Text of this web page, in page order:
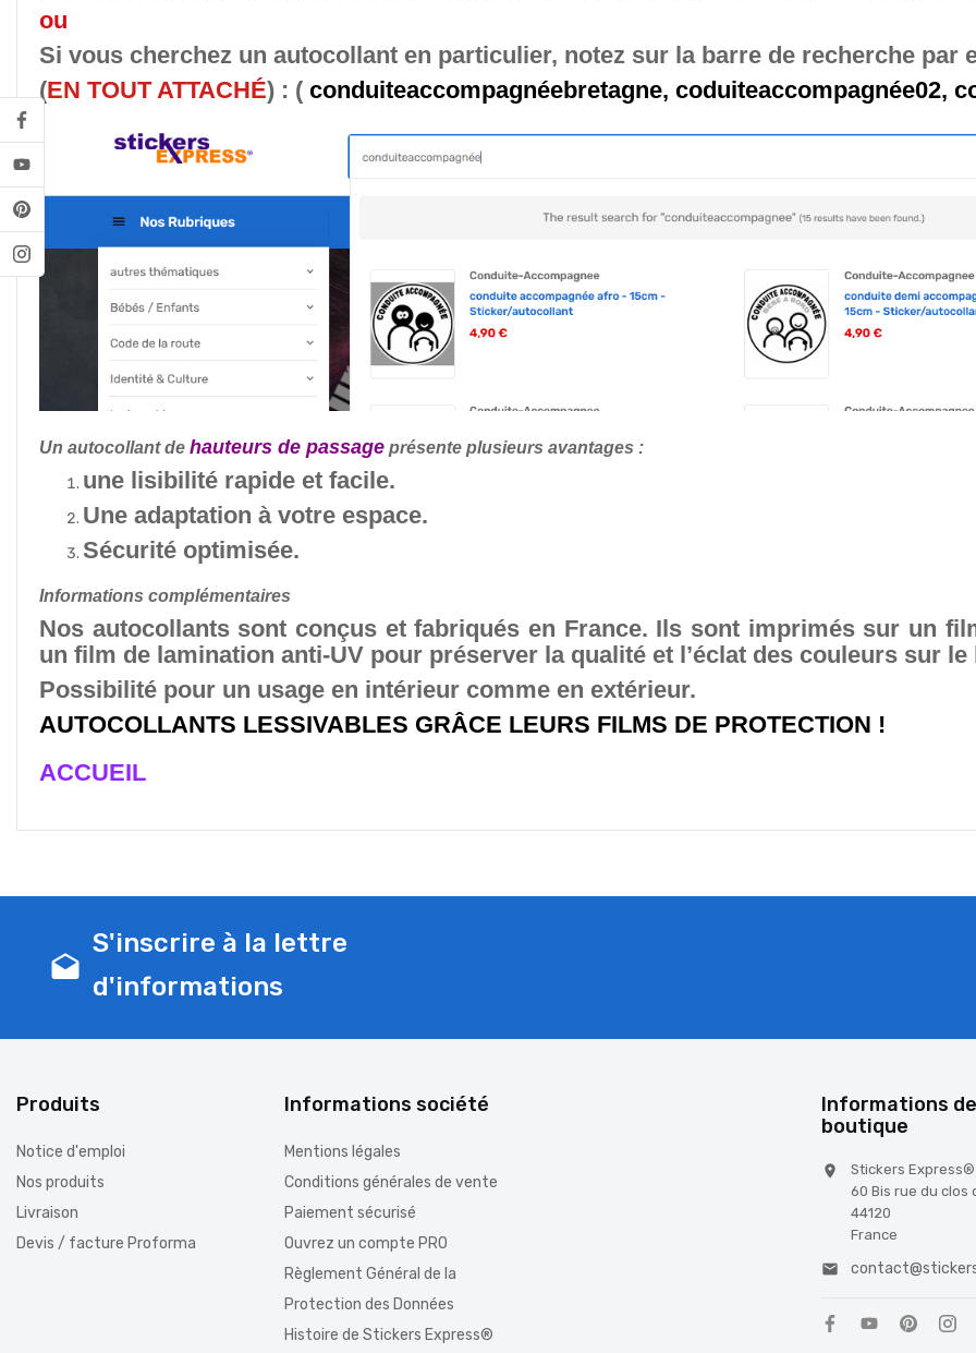
ou
Si vous cherchez un autocollant en particulier, notez sur la barre de recherche par
(EN TOUT ATTACHÉ) : ( conduiteaccompagnéebretagne, coduiteaccompagnée02,
Un autocollant de hauteurs de passage présente plusieurs avantages :
une lisibilité rapide et facile.
Une adaptation à votre espace.
Sécurité optimisée.
Informations complémentaires
Nos autocollants sont conçus et fabriqués en France. Ils sont imprimés sur un
un film de lamination anti-UV pour préserver la qualité et l’éclat des couleurs sur le
Possibilité pour un usage en intérieur comme en extérieur.
AUTOCOLLANTS LESSIVABLES GRÂCE LEURS FILMS DE PROTECTION !
ACCUEIL
drafts
S'inscrire à la lettre
d'informations
Produits
Notice d'emploi
Nos produits
Livraison
Devis / facture Proforma
Informations société
Mentions légales
Conditions générales de vente
Paiement sécurisé
Ouvrez un compte PRO
Règlement Général de la
Protection des Données
Histoire de Stickers Express®
Informations
boutique

Stickers Express®
60 Bis rue du clos
44120
France
